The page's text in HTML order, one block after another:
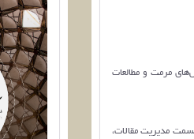
مرمت و مطالعات
مدیریت مقالات،